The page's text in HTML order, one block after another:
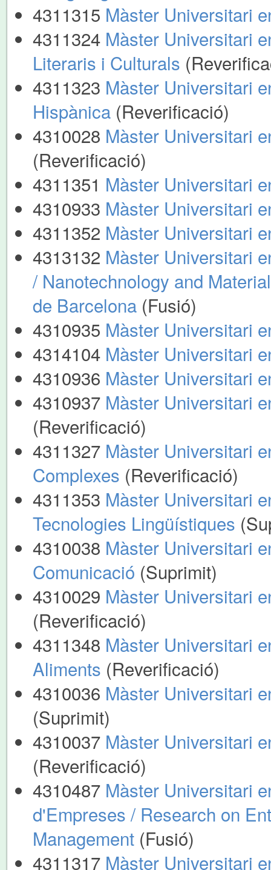
4311315 Màster Universitari
4311324 Màster Universitari
Literaris i Culturals
4311323 Màster Universitari
Hispànica (Reverificació)
4310028 Màster Universitari
(Reverificació)
4311351 Màster Universitari
4310933 Màster Universitari
4311352 Màster Universitari
4313132 Màster Universitari
/ Nanotechnology and
de Barcelona (Fusió)
4310935 Màster Universitari
4314104 Màster Universitari
4310936 Màster Universitari
4310937 Màster Universitari
(Reverificació)
4311327 Màster Universitari
Complexes (Reverificació)
4311353 Màster Universitari
Tecnologies Lingüístiques
4310038 Màster Universitari
Comunicació (Suprimit)
4310029 Màster Universitari
(Reverificació)
4311348 Màster Universitari
Aliments (Reverificació)
4310036 Màster Universitari
(Suprimit)
4310037 Màster Universitari
(Reverificació)
4310487 Màster Universitari
d'Empreses / Research on
Management (Fusió)
4311317 Màster Universitari